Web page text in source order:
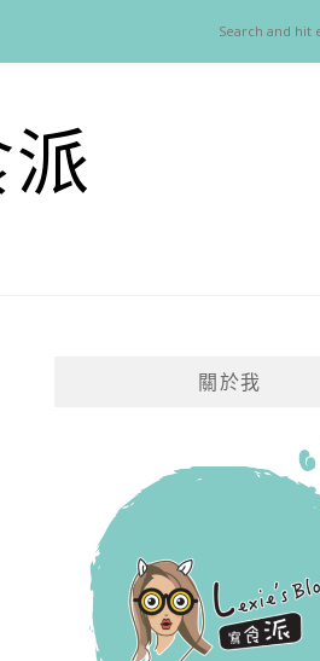
關於我